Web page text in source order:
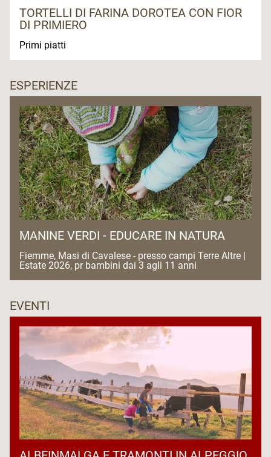
TORTELLI DI FARINA DOROTEA CON FIOR
DI PRIMIERO
Primi piatti
ESPERIENZE
MANINE VERDI - EDUCARE IN NATURA
Fiemme, Masi di Cavalese - presso campi Terre Altre |
Estate 2026, pr bambini dai 3 agli 11 anni
EVENTI